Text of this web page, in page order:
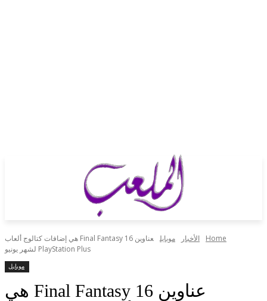
الأخبار موبايل
عناوين Final Fantasy 16 هي إضافات كتالوج ألعاب
PlayStation Plus لشهر يونيو
عناوين Final Fantasy 16 هي